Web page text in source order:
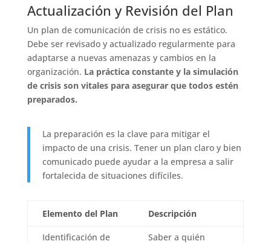
Actualización y Revisión del Plan
Un plan de comunicación de crisis no es estático.
Debe ser revisado y actualizado regularmente para
adaptarse a nuevas amenazas y cambios en la
organización. La práctica constante y la simulación
de crisis son vitales para asegurar que todos estén
preparados.
La preparación es la clave para mitigar el
impacto de una crisis. Tener un plan claro y bien
comunicado puede ayudar a la empresa a salir
fortalecida de situaciones difíciles.
Elemento del Plan Descripción
Identificación de
Saber a quién